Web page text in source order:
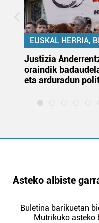
EUSKAL HERRIA,
Justizia
oraindik
eta arduradun
Asteko albiste
Buletina barikuetan
Mutrikuko asteko